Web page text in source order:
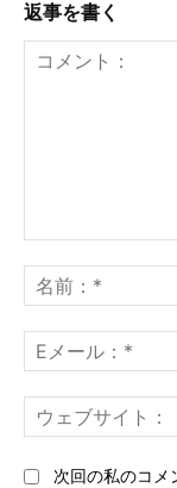
返事を書く
ン
ト：
次回の私のコメ